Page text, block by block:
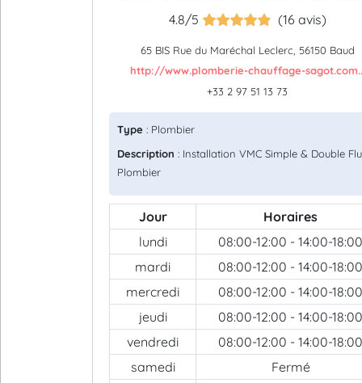
4.8/5 (16 avis)
65 BIS Rue du Maréchal Leclerc, 56150 Baud
http://www.plomberie-chauffage-
+33 2 97 51 13 73
Type : Plombier
Description : Installation VMC Simple & Double
Plombier
Jour
Horaires
lundi
08:00-12:00 - 14:00-18:00
mardi
08:00-12:00 - 14:00-18:00
mercredi
08:00-12:00 - 14:00-18:00
jeudi
08:00-12:00 - 14:00-18:00
vendredi
08:00-12:00 - 14:00-18:00
samedi
Fermé